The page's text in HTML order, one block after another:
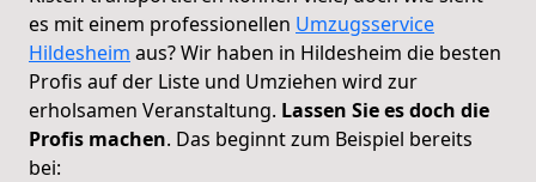
es mit einem professionellen Umzugsservice
Hildesheim aus? Wir haben in Hildesheim die besten
Profis auf der Liste und Umziehen wird zur
erholsamen Veranstaltung. Lassen Sie es doch die
Profis machen. Das beginnt zum Beispiel bereits
bei: